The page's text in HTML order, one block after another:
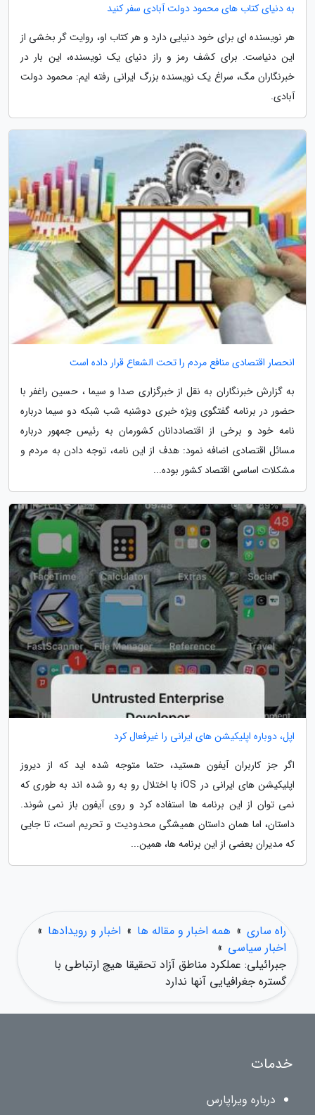
به دنیای کتاب های محمود دولت آبادی سفر کنید
هر نویسنده ای برای خود دنیایی دارد و هر کتاب او، روایت گر بخشی از
این دنیاست. برای کشف رمز و راز دنیای یک نویسنده، این بار در
خبرنگاران مگ، سراغ یک نویسنده بزرگ ایرانی رفته ایم: محمود دولت
آبادی.
انحصار اقتصادی منافع مردم را تحت الشعاع قرار داده است
به گزارش خبرنگاران به نقل از خبرگزاری صدا و سیما ، حسین راغفر با
حضور در برنامه گفتگوی ویژه خبری­ دوشنبه شب شبکه دو سیما­ درباره
نامه خود و برخی از اقتصاددانان کشورمان به رئیس جمهور درباره
مسائل اقتصادی اضافه نمود: هدف از این نامه، توجه دادن به مردم و
مشکلات اساسی اقتصاد کشور بوده...
اپل، دوباره اپلیکیشن های ایرانی را غیرفعال کرد
اگر جز کاربران آیفون هستید، حتما متوجه شده اید که از دیروز
اپلیکیشن های ایرانی در iOS با اختلال رو به رو شده اند به طوری که
نمی توان از این برنامه ها استفاده کرد و روی آیفون باز نمی شوند.
داستان، اما همان داستان همیشگی محدودیت و تحریم است، تا جایی
که مدیران بعضی از این برنامه ها، همین...
راه ساری » همه اخبار و مقاله ها » اخبار و رویدادها »
اخبار سیاسی »
جبرائیلی: عملکرد مناطق آزاد تحقیقا هیچ ارتباطی با
گستره جغرافیایی آنها ندارد
خدمات
درباره ویراپارس